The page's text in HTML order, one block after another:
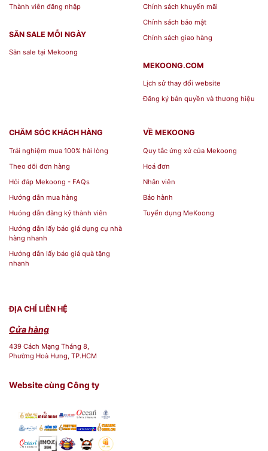
Tặng[/caption] [caption id="attachment_140752"
align="aligncenter" width="600"]
align="aligncenter" width="600"]
Thành viên đăng nhập
SĂN SALE MỖI NGÀY
Săn sale tại Mekoong
Chính sách khuyến mãi
Chính sách bảo mật
Chính sách giao hàng
MEKOONG.COM
Lịch sử thay đổi website
Đăng ký bản quyền và thương hiệu
CHĂM SÓC KHÁCH HÀNG
Trải nghiệm mua 100% hài lòng
Theo dõi đơn hàng
Hỏi đáp Mekoong - FAQs
Hướng dẫn mua hàng
Huóng dẫn đăng ký thành viên
Hướng dẫn lấy báo giá dụng cụ nhà
hàng nhanh
Hướng dẫn lấy báo giá quà tặng
nhanh
VỀ MEKOONG
Quy tắc ứng xử của Mekoong
Hoá đơn
Nhân viên
Bảo hành
Tuyển dụng MeKoong
ĐỊA CHỈ LIÊN HỆ
Cửa hàng
439 Cách Mạng Tháng 8,
Phường Hoà Hưng, TP.HCM
Website cùng Công ty